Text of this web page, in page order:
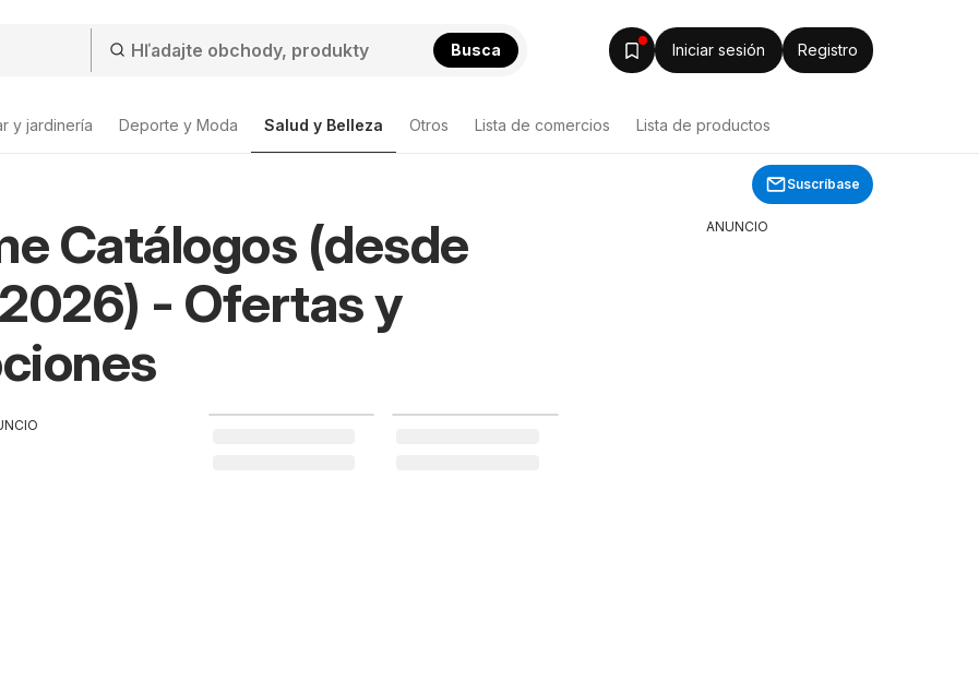
Busca Iniciar sesión Registro
y jardinería Deporte y Moda Salud y Belleza Otros Lista de comercios Lista de productos
Suscríbase
Catálogos (desde
- Ofertas y
ANUNCIO